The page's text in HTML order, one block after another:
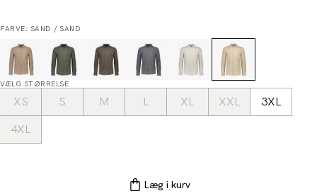
FARVE: SAND / SAND
VÆLG STØRRELSE
XS S M L XL XXL
3XL
4XL
Læg i kurv